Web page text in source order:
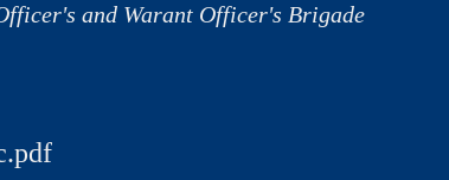
and Warant Officer's Brigade